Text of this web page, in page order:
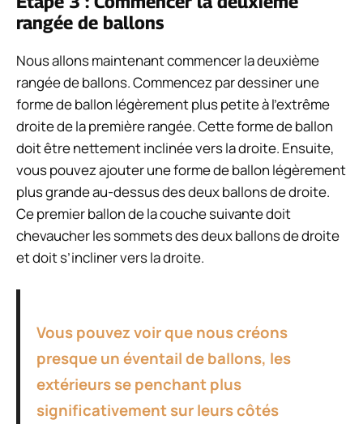
rangée de ballons
Nous allons maintenant commencer la deuxième
rangée de ballons. Commencez par dessiner une
forme de ballon légèrement plus petite à l’extrême
droite de la première rangée. Cette forme de ballon
doit être nettement inclinée vers la droite. Ensuite,
vous pouvez ajouter une forme de ballon légèrement
plus grande au-dessus des deux ballons de droite.
Ce premier ballon de la couche suivante doit
chevaucher les sommets des deux ballons de droite
et doit s’incliner vers la droite.
Vous pouvez voir que nous créons
presque un éventail de ballons, les
extérieurs se penchant plus
significativement sur leurs côtés